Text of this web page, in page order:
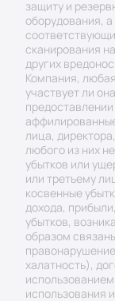
защиту и
оборудования,
сканирования
других
Компания,
участвует ли
лица,
любого из них
убытков или
или третьему
косвенные
дохода,
убытков,
образом
халатность),
использования